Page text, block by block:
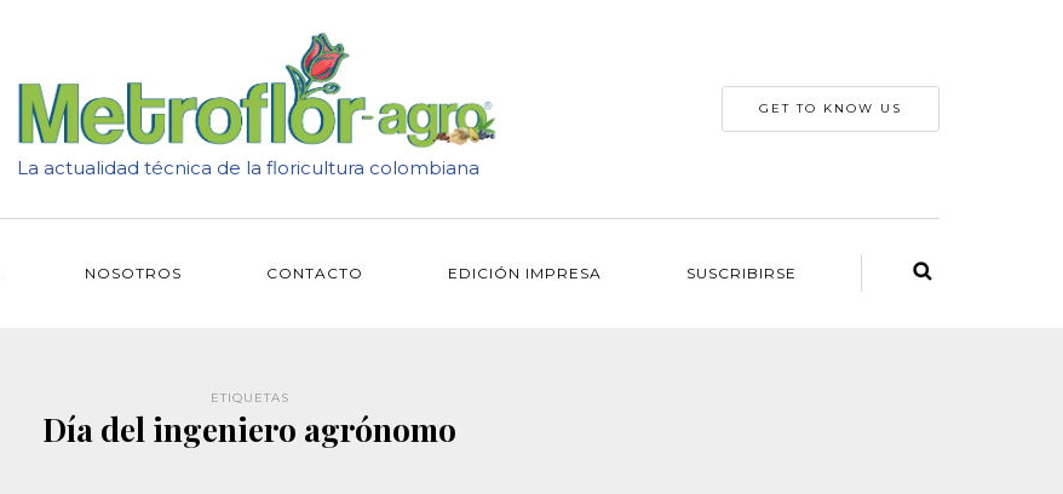
La actualidad técnica de la floricultura colombiana
GET TO KNOW US
NOSOTROS CONTACTO EDICIÓN IMPRESA SUSCRIBIRSE
ETIQUETAS
Día del ingeniero agrónomo